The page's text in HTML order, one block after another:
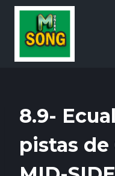
8.9-
pistas de